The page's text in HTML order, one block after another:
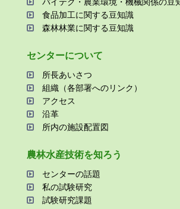
⾷品加⼯に関する⾖知識
森林林業に関する⾖知識
センターについて
所⻑あいさつ
組織（各部署へのリンク）
アクセス
沿⾰
所内の施設配置図
農林⽔産技術を知ろう
センターの話題
私の試験研究
試験研究課題